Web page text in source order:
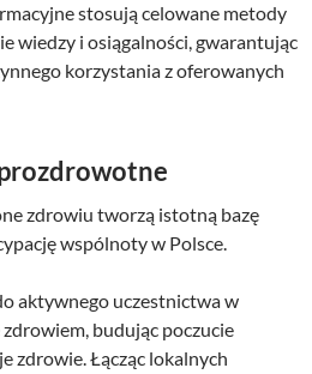
stosują celowane metody
wiedzy i osiągalności, gwarantując
korzystania z oferowanych
zdrowiu tworzą istotną bazę
wspólnoty w Polsce.
aktywnego uczestnictwa w
budując poczucie
zdrowie. Łącząc lokalnych